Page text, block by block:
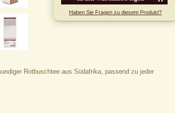
Haben Sie Fragen zu diesem Produkt?
Rotbuschtee aus Südafrika, passend zu jeder